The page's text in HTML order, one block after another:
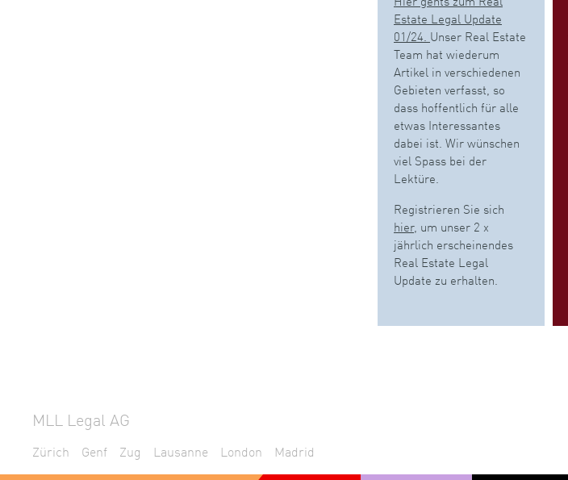
Estate Legal Update
01/24. Unser Real Estate
Team hat wiederum
Artikel in verschiedenen
Gebieten verfasst, so
dass hoffentlich für alle
etwas Interessantes
dabei ist. Wir wünschen
viel Spass bei der
Lektüre.
Registrieren Sie sich
hier, um unser 2 x
jährlich erscheinendes
Real Estate Legal
Update zu erhalten.
MLL Legal AG
Zürich Genf Zug Lausanne London Madrid